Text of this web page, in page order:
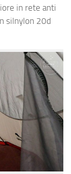
in rete anti
silnylon 20d